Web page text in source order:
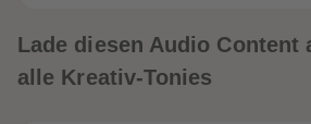
Lade diesen Audio Content
alle Kreativ-Tonies